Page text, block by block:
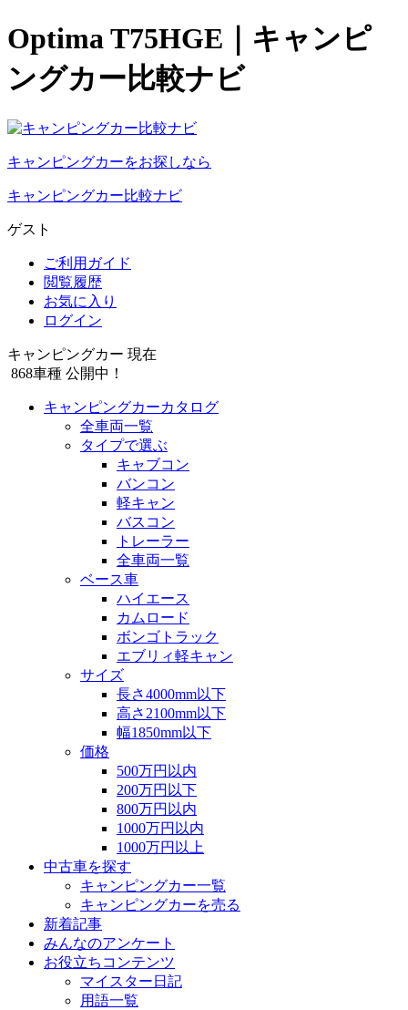
Optima T75HGE｜キャンピ
ングカー比較ナビ
キャンピングカーをお探しなら
キャンピングカー比較ナビ
ゲスト
ご利用ガイド
閲覧履歴
お気に入り
ログイン
キャンピングカー 現在
868車種 公開中！
キャンピングカーカタログ
全車両一覧
タイプで選ぶ
キャブコン
バンコン
軽キャン
バスコン
トレーラー
全車両一覧
ベース車
ハイエース
カムロード
ボンゴトラック
エブリィ軽キャン
サイズ
長さ4000mm以下
高さ2100mm以下
幅1850mm以下
価格
500万円以内
200万円以下
800万円以内
1000万円以内
1000万円以上
中古車を探す
キャンピングカー一覧
キャンピングカーを売る
新着記事
みんなのアンケート
お役立ちコンテンツ
マイスター日記
用語一覧